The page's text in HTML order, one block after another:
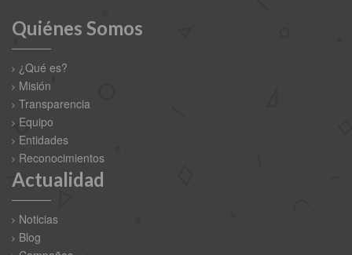
Quiénes Somos
¿Qué es?
Misión
Transparencia
Equipo
Entidades
Reconocimientos
Actualidad
Noticias
Blog